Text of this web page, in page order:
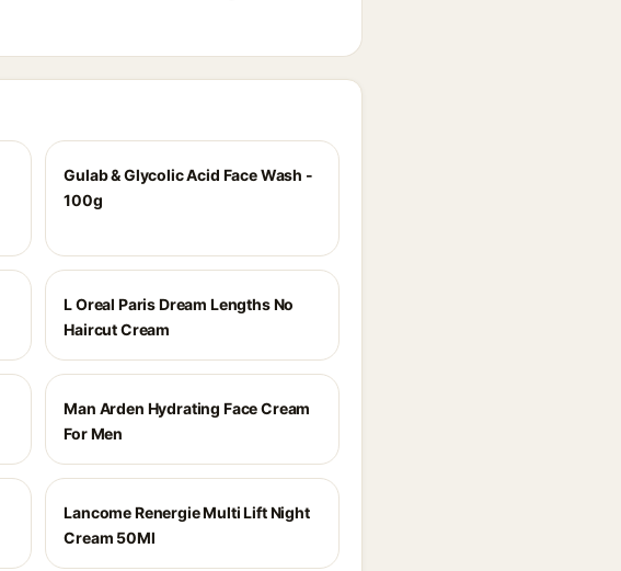
Gulab & Glycolic Acid Face Wash -
100g
L Oreal Paris Dream Lengths No
Haircut Cream
Man Arden Hydrating Face Cream
For Men
Lancome Renergie Multi Lift Night
Cream 50Ml